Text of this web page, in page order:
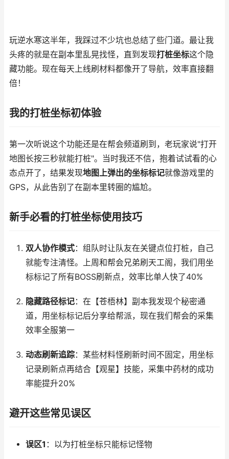
玩逆水寒这半年，我踩过不少坑也总结了些门道。最让我
头疼的就是在副本里乱晃找怪，直到发现打桩坐标这个隐
藏功能。现在每天上线刷材料都像开了导航，效率直接翻
倍！
我的打桩坐标初体验
第一次听说这个功能还是在帮会频道刷到，老玩家说"打开
地图长按三秒就能打桩"。当时我还不信，抱着试试看的心
态点开了，结果发现地图上弹出的坐标标记就像游戏里的
GPS，从此告别了在副本里转圈的尴尬。
新手必看的打桩坐标使用技巧
双人协作模式：组队时让队友在关键点位打桩，自己
就能专注清怪。上周和帮会兄弟刷天工阁，我们用坐
标标记了所有BOSS刷新点，效率比单人快了40%
隐藏路径标记：在【苍梧林】副本我发现个秘密通
道，用坐标标记后分享给帮派，现在我们帮会的采集
效率全服第一
动态刷新追踪：某些材料怪刷新时间不固定，用坐标
记录刷新点再结合【观星】技能，采集中药材的成功
率能提升20%
避开这些常见误区
误区1 ：以为打桩坐标只能标记怪物